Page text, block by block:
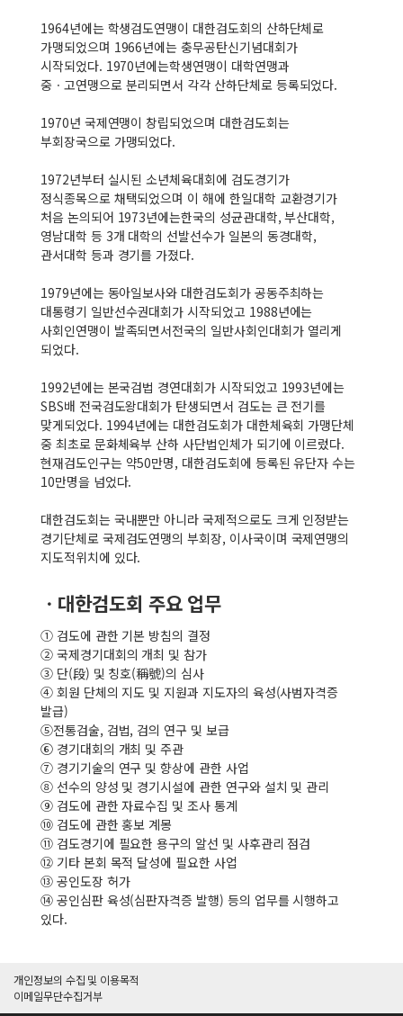
1964년에는 학생검도연맹이 대한검도회의 산하단체로
가맹되었으며 1966년에는 충무공탄신기념대회가
시작되었다. 1970년에는학생연맹이 대학연맹과
중ㆍ고연맹으로 분리되면서 각각 산하단체로 등록되었다.
1970년 국제연맹이 창립되었으며 대한검도회는
부회장국으로 가맹되었다.
1972년부터 실시된 소년체육대회에 검도경기가
정식종목으로 채택되었으며 이 해에 한일대학 교환경기가
처음 논의되어 1973년에는한국의 성균관대학, 부산대학,
영남대학 등 3개 대학의 선발선수가 일본의 동경대학,
관서대학 등과 경기를 가졌다.
1979년에는 동아일보사와 대한검도회가 공동주최하는
대통령기 일반선수권대회가 시작되었고 1988년에는
사회인연맹이 발족되면서전국의 일반사회인대회가 열리게
되었다.
1992년에는 본국검법 경연대회가 시작되었고 1993년에는
SBS배 전국검도왕대회가 탄생되면서 검도는 큰 전기를
맞게되었다. 1994년에는 대한검도회가 대한체육회 가맹단체
중 최초로 문화체육부 산하 사단법인체가 되기에 이르렀다.
현재검도인구는 약50만명, 대한검도회에 등록된 유단자 수는
10만명을 넘었다.
대한검도회는 국내뿐만 아니라 국제적으로도 크게 인정받는
경기단체로 국제검도연맹의 부회장, 이사국이며 국제연맹의
지도적위치에 있다.
ㆍ대한검도회 주요 업무
① 검도에 관한 기본 방침의 결정
② 국제경기대회의 개최 및 참가
③ 단(段) 및 칭호(稱號)의 심사
④ 회원 단체의 지도 및 지원과 지도자의 육성(사범자격증
발급)
⑤전통검술, 검법, 검의 연구 및 보급
⑥ 경기대회의 개최 및 주관
⑦ 경기기술의 연구 및 향상에 관한 사업
⑧ 선수의 양성 및 경기시설에 관한 연구와 설치 및 관리
⑨ 검도에 관한 자료수집 및 조사 통계
⑩ 검도에 관한 홍보 계몽
⑪ 검도경기에 필요한 용구의 알선 및 사후관리 점검
⑫ 기타 본회 목적 달성에 필요한 사업
⑬ 공인도장 허가
⑭ 공인심판 육성(심판자격증 발행) 등의 업무를 시행하고
있다.
개인정보의 수집 및 이용목적
이메일무단수집거부